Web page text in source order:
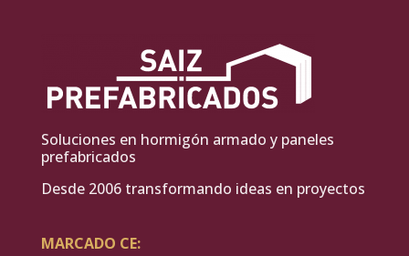
Soluciones en hormigón armado y paneles
prefabricados
Desde 2006 transformando ideas en proyectos
MARCADO CE: